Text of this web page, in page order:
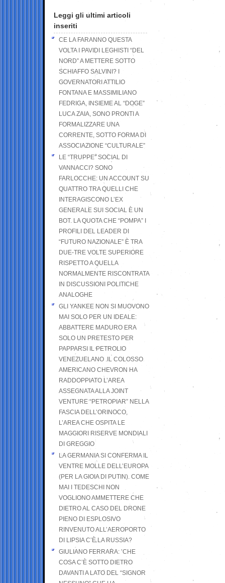
Leggi gli ultimi articoli
inseriti
CE LA FARANNO QUESTA
VOLTA I PAVIDI LEGHISTI “DEL
NORD” A METTERE SOTTO
SCHIAFFO SALVINI? I
GOVERNATORI ATTILIO
FONTANA E MASSIMILIANO
FEDRIGA, INSIEME AL “DOGE”
LUCA ZAIA, SONO PRONTI A
FORMALIZZARE UNA
CORRENTE, SOTTO FORMA DI
ASSOCIAZIONE “CULTURALE”
LE “TRUPPE” SOCIAL DI
VANNACCI? SONO
FARLOCCHE: UN ACCOUNT SU
QUATTRO TRA QUELLI CHE
INTERAGISCONO L’EX
GENERALE SUI SOCIAL È UN
BOT. LA QUOTA CHE “POMPA” I
PROFILI DEL LEADER DI
“FUTURO NAZIONALE” È TRA
DUE-TRE VOLTE SUPERIORE
RISPETTO A QUELLA
NORMALMENTE RISCONTRATA
IN DISCUSSIONI POLITICHE
ANALOGHE
GLI YANKEE NON SI MUOVONO
MAI SOLO PER UN IDEALE:
ABBATTERE MADURO ERA
SOLO UN PRETESTO PER
PAPPARSI IL PETROLIO
VENEZUELANO .IL COLOSSO
AMERICANO CHEVRON HA
RADDOPPIATO L’AREA
ASSEGNATA ALLA JOINT
VENTURE “PETROPIAR” NELLA
FASCIA DELL’ORINOCO,
L’AREA CHE OSPITA LE
MAGGIORI RISERVE MONDIALI
DI GREGGIO
LA GERMANIA SI CONFERMA IL
VENTRE MOLLE DELL’EUROPA
(PER LA GIOIA DI PUTIN). COME
MAI I TEDESCHI NON
VOGLIONO AMMETTERE CHE
DIETRO AL CASO DEL DRONE
PIENO DI ESPLOSIVO
RINVENUTO ALL’AEROPORTO
DI LIPSIA C’È LA RUSSIA?
GIULIANO FERRARA: ’CHE
COSA C’È SOTTO DIETRO
DAVANTI A LATO DEL “SIGNOR